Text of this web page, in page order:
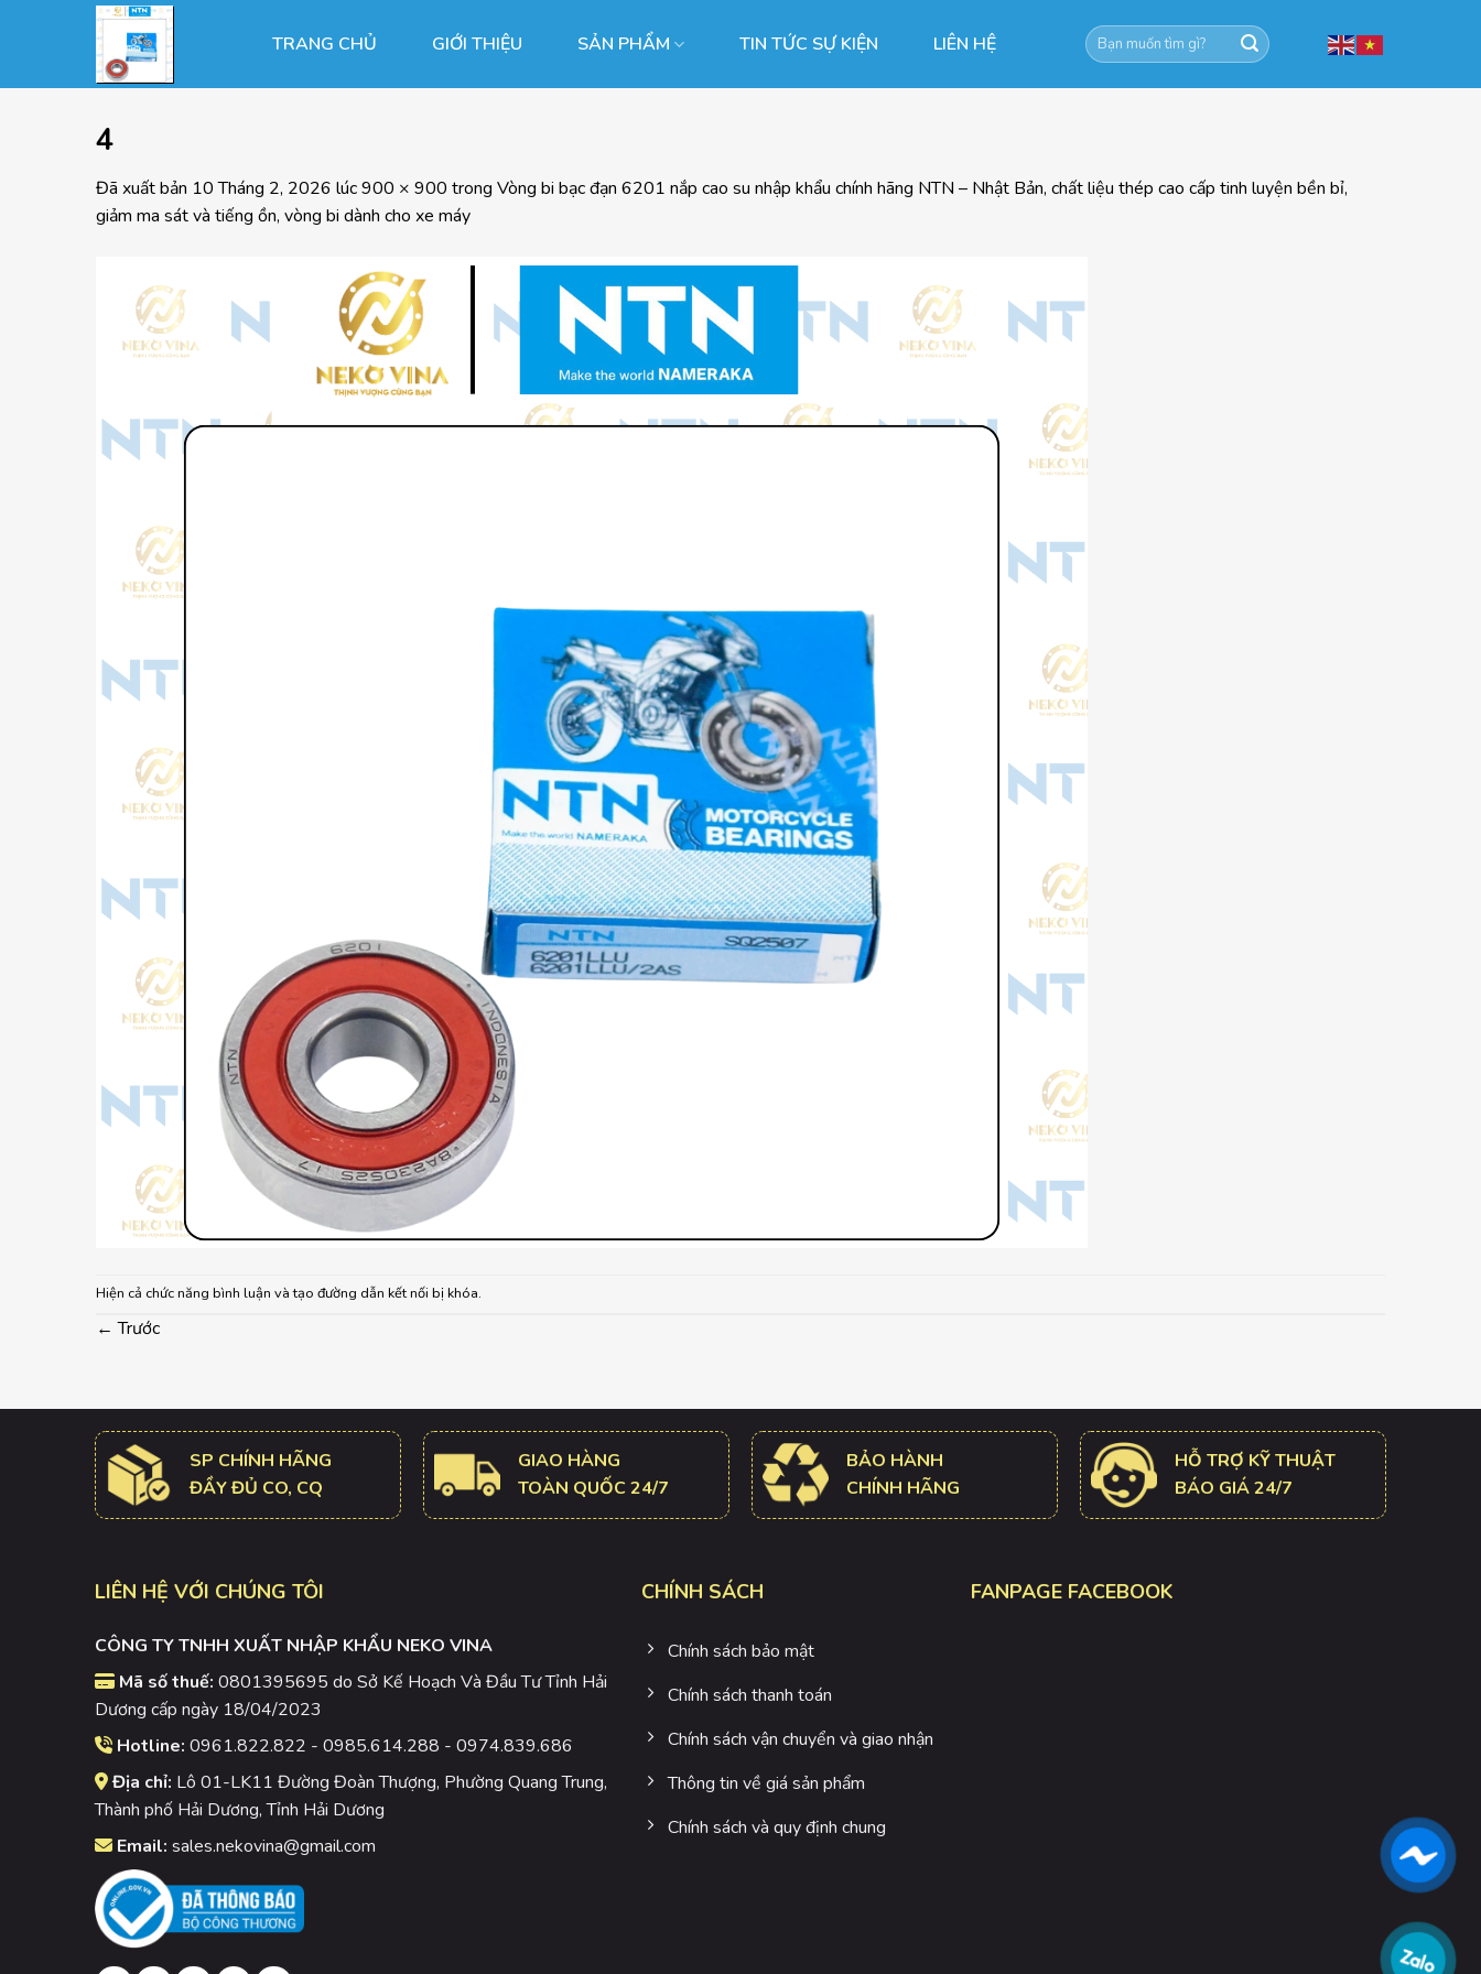
dung
TRANG CHỦ GIỚI THIỆU SẢN PHẨM TIN TỨC SỰ KIỆN LIÊN HỆ
Tìm
kiếm:
4
Đã xuất bản 10 Tháng 2, 2026 lúc900 × 900 trong Vòng bi bạc đạn 6201 nắp cao su nhập khẩu chính hãng NTN – Nhật Bản, chất liệu thép cao cấp tinh luyện bền bỉ,
giảm ma sát và tiếng ồn, vòng bi dành cho xe máy
Hiện cả chức năng bình luận và tạo đường dẫn kết nối bị khóa.
← Trước
SP CHÍNH HÃNG
ĐẦY ĐỦ CO, CQ
GIAO HÀNG
TOÀN QUỐC 24/7
BẢO HÀNH
CHÍNH HÃNG
HỖ TRỢ KỸ THUẬT
BÁO GIÁ 24/7
LIÊN HỆ VỚI CHÚNG TÔI
CÔNG TY TNHH XUẤT NHẬP KHẨU NEKO VINA
Mã số thuế: 0801395695 do Sở Kế Hoạch Và Đầu Tư Tỉnh Hải
Dương cấp ngày 18/04/2023
Hotline: 0961.822.822 - 0985.614.288 - 0974.839.686
Địa chỉ: Lô 01-LK11 Đường Đoàn Thượng, Phường Quang Trung,
Thành phố Hải Dương, Tỉnh Hải Dương
Email: sales.nekovina@gmail.com
CHÍNH SÁCH
Chính sách bảo mật
Chính sách thanh toán
Chính sách vận chuyển và giao nhận
Thông tin về giá sản phẩm
Chính sách và quy định chung
FANPAGE FACEBOOK